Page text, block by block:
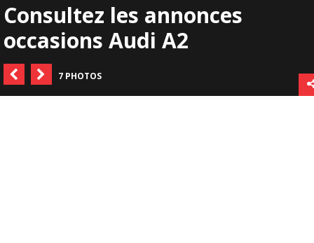
Consultez les annonces
occasions Audi A2
7 PHOTOS